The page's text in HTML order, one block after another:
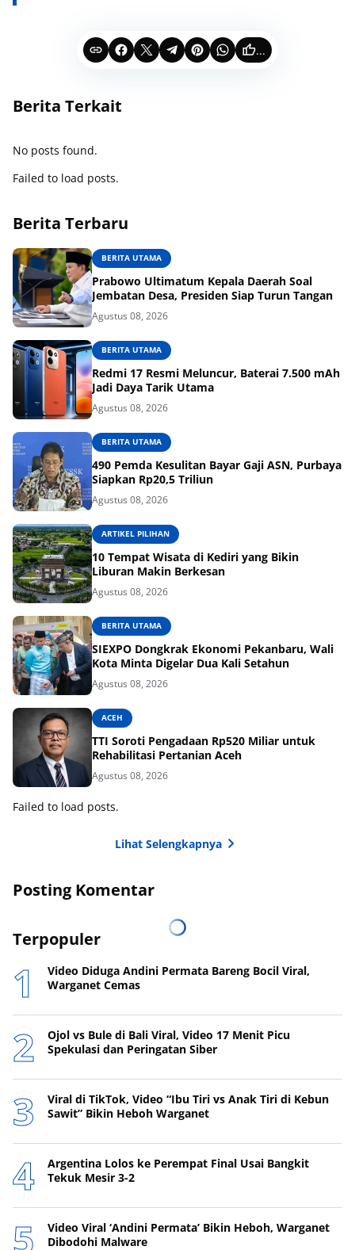
...
Berita Terkait
No posts found.
Failed to load posts.
Berita Terbaru
BERITA UTAMA
Prabowo Ultimatum Kepala Daerah Soal
Jembatan Desa, Presiden Siap Turun Tangan
Agustus 08, 2026
BERITA UTAMA
Redmi 17 Resmi Meluncur, Baterai 7.500 mAh
Jadi Daya Tarik Utama
Agustus 08, 2026
BERITA UTAMA
490 Pemda Kesulitan Bayar Gaji ASN, Purbaya
Siapkan Rp20,5 Triliun
Agustus 08, 2026
ARTIKEL PILIHAN
10 Tempat Wisata di Kediri yang Bikin
Liburan Makin Berkesan
Agustus 08, 2026
BERITA UTAMA
SIEXPO Dongkrak Ekonomi Pekanbaru, Wali
Kota Minta Digelar Dua Kali Setahun
Agustus 08, 2026
ACEH
TTI Soroti Pengadaan Rp520 Miliar untuk
Rehabilitasi Pertanian Aceh
Agustus 08, 2026
Failed to load posts.
Lihat Selengkapnya
Posting Komentar
Terpopuler
Video Diduga Andini Permata Bareng Bocil Viral,
Warganet Cemas
Ojol vs Bule di Bali Viral, Video 17 Menit Picu
Spekulasi dan Peringatan Siber
Viral di TikTok, Video “Ibu Tiri vs Anak Tiri di Kebun
Sawit” Bikin Heboh Warganet
Argentina Lolos ke Perempat Final Usai Bangkit
Tekuk Mesir 3-2
Video Viral ‘Andini Permata’ Bikin Heboh, Warganet
Dibodohi Malware